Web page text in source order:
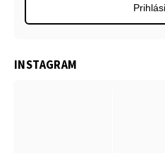
INSTAGRAM